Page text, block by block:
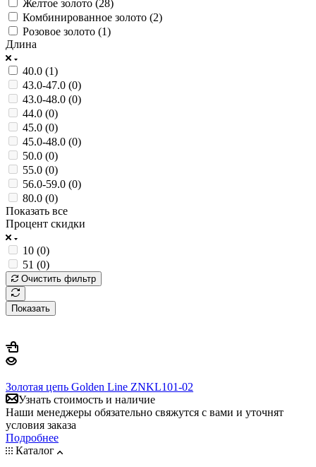
Желтое золото (28)
Комбинированное золото (2)
Розовое золото (1)
Длина
40.0 (1)
43.0-47.0 (0)
43.0-48.0 (0)
44.0 (0)
45.0 (0)
45.0-48.0 (0)
50.0 (0)
55.0 (0)
56.0-59.0 (0)
80.0 (0)
Показать все
Процент скидки
10 (0)
51 (0)
Очистить фильтр
Показать
Золотая цепь Golden Line ZNKL101-02
Узнать стоимость и наличие
Наши менеджеры обязательно свяжутся с вами и уточнят
условия заказа
Подробнее
Каталог